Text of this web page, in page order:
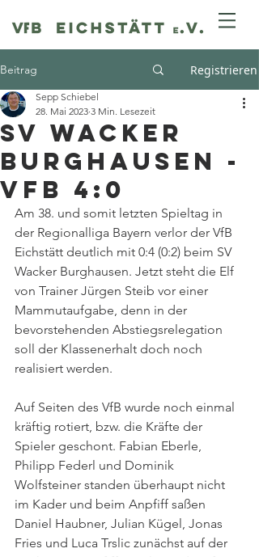
Beitrag Registrieren
SV Wacker
Burghausen -
VfB 4:0
Sepp Schiebel
28. Mai 2023 3 Min. Lesezeit
Am 38. und somit letzten Spieltag in
der Regionalliga Bayern verlor der VfB
Eichstätt deutlich mit 0:4 (0:2) beim SV
Wacker Burghausen. Jetzt steht die Elf
von Trainer Jürgen Steib vor einer
Mammutaufgabe, denn in der
bevorstehenden Abstiegsrelegation
soll der Klassenerhalt doch noch
realisiert werden.
Auf Seiten des VfB wurde noch einmal
kräftig rotiert, bzw. die Kräfte der
Spieler geschont. Fabian Eberle,
Philipp Federl und Dominik
Wolfsteiner standen überhaupt nicht
im Kader und beim Anpfiff saßen
Daniel Haubner, Julian Kügel, Jonas
Fries und Luca Trslic zunächst auf der